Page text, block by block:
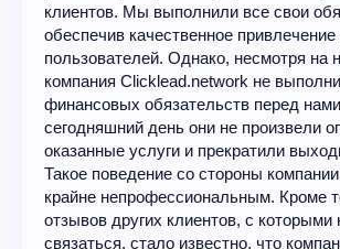
клиентов. Мы выполнили все свои
обеспечив качественное
пользователей. Однако, несмотря на
компания Clicklead.network не
финансовых обязательств перед
сегодняшний день они не произвели
оказанные услуги и прекратили
Такое поведение со стороны
крайне непрофессиональным. Кроме
отзывов других клиентов, с
связаться, стало известно, что